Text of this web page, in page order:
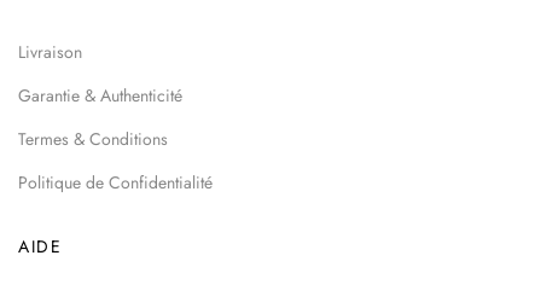
Livraison
Garantie & Authenticité
Termes & Conditions
Politique de Confidentialité
AIDE